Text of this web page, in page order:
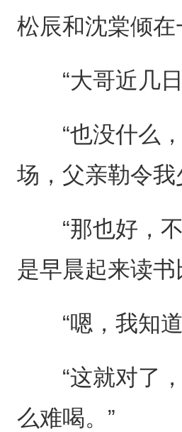
松辰和沈棠倾
“大哥近几日
“也没什么，
场，父亲勒令我
“那也好，不
是早晨起来读书
“嗯，我知道
“这就对了，
么难喝。”